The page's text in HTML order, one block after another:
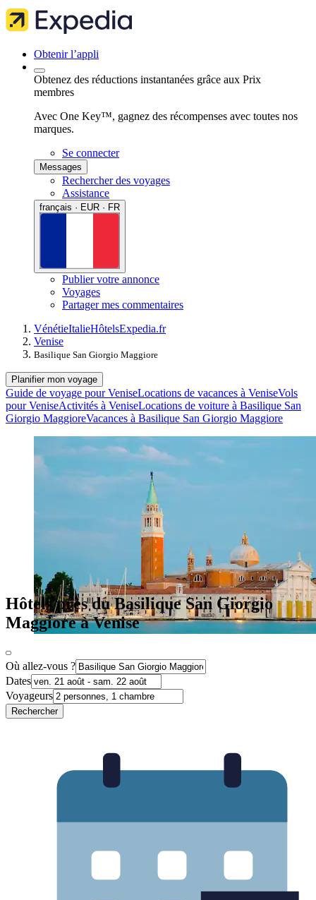
Obtenir l’appli
Obtenez des réductions instantanées grâce aux Prix
membres
Avec One Key™, gagnez des récompenses avec toutes nos
marques.
Se connecter
Messages
Rechercher des voyages
Assistance
français · EUR · FR
Publier votre annonce
Voyages
Partager mes commentaires
VénétieItalieHôtelsExpedia.fr
Venise
Basilique San Giorgio Maggiore
Planifier mon voyage
Guide de voyage pour VeniseLocations de vacances à VeniseVols
pour VeniseActivités à VeniseLocations de voiture à Basilique San
Giorgio MaggioreVacances à Basilique San Giorgio Maggiore
Hôtels près du Basilique San Giorgio
Maggiore à Venise
Où allez-vous ?
Dates
Voyageurs
Rechercher